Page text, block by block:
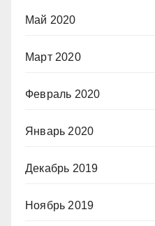
Май 2020
Март 2020
Февраль 2020
Январь 2020
Декабрь 2019
Ноябрь 2019